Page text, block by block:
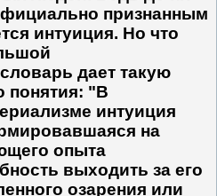
признанным
интуиция. Но что
дает такую
понятия: "В
интуиция
на
опыта
выходить за его
озарения или